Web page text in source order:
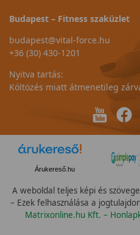
Budapest – Fitness szaküzlet
budapest@vital-force.hu
+36 (30) 430-1201
Nyitva tartás:
Költözés miatt átmenetileg
Árukereső.hu
A weboldal teljes képi és
– Ezek felhasználása a
Matrixonline.hu Kft. –